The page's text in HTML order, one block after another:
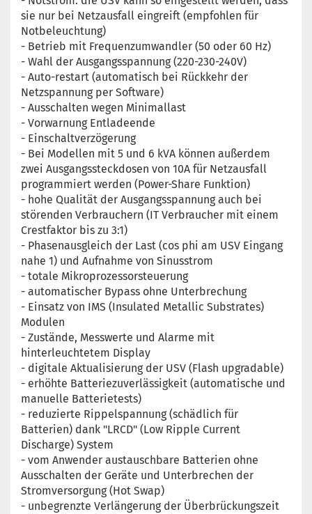
sie nur bei Netzausfall eingreift (empfohlen für
Notbeleuchtung)
- Betrieb mit Frequenzumwandler (50 oder 60 Hz)
- Wahl der Ausgangsspannung (220-230-240V)
- Auto-restart (automatisch bei Rückkehr der
Netzspannung per Software)
- Ausschalten wegen Minimallast
- Vorwarnung Entladeende
- Einschaltverzögerung
- Bei Modellen mit 5 und 6 kVA können außerdem
zwei Ausgangssteckdosen von 10A für Netzausfall
programmiert werden (Power-Share Funktion)
- hohe Qualität der Ausgangsspannung auch bei
störenden Verbrauchern (IT Verbraucher mit einem
Crestfaktor bis zu 3:1)
- Phasenausgleich der Last (cos phi am USV Eingang
nahe 1) und Aufnahme von Sinusstrom
- totale Mikroprozessorsteuerung
- automatischer Bypass ohne Unterbrechung
- Einsatz von IMS (Insulated Metallic Substrates)
Modulen
- Zustände, Messwerte und Alarme mit
hinterleuchtetem Display
- digitale Aktualisierung der USV (Flash upgradable)
- erhöhte Batteriezuverlässigkeit (automatische und
manuelle Batterietests)
- reduzierte Rippelspannung (schädlich für
Batterien) dank "LRCD" (Low Ripple Current
Discharge) System
- vom Anwender austauschbare Batterien ohne
Ausschalten der Geräte und Unterbrechen der
Stromversorgung (Hot Swap)
- unbegrenzte Verlängerung der Überbrückungszeit